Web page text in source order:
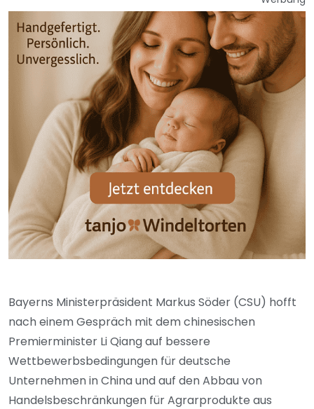
Bayerns Ministerpräsident Markus Söder (CSU) hofft
nach einem Gespräch mit dem chinesischen
Premierminister Li Qiang auf bessere
Wettbewerbsbedingungen für deutsche
Unternehmen in China und auf den Abbau von
Handelsbeschränkungen für Agrarprodukte aus